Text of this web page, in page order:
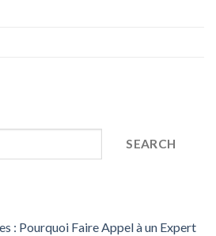
SEARCH
: Pourquoi Faire Appel à un Expert